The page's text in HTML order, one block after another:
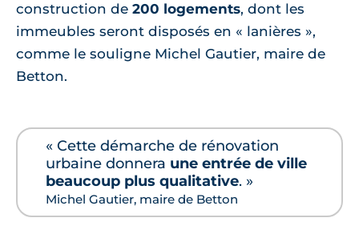
construction de 200 logements, dont les
immeubles seront disposés en « lanières »,
comme le souligne Michel Gautier, maire de
Betton.
« Cette démarche de rénovation
urbaine donnera une entrée de ville
beaucoup plus qualitative. »
Michel Gautier, maire de Betton